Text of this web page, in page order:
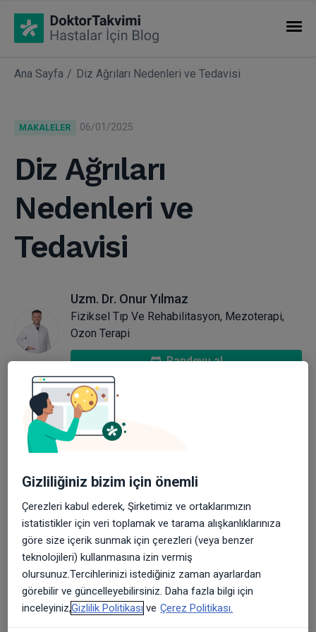
İHTISASLAR
Uzmanlıklar
Ana Sayfa Diz Ağrıları Nedenleri ve Tedavisi
MAKALELER 06/01/2025
Diz Ağrıları
Nedenleri ve
Tedavisi
Uzm. Dr. Onur Yılmaz
Fiziksel Tıp Ve Rehabilitasyon, Mezoterapi,
Ozon Terapi
Randevu al
Basitçe anlatmak gerekirse diz eklemi ve
bağlarından kaynaklanan ağrılar ile diz çevresinden
kaynaklanan ağrılar olmak üzere ikiye ayrılabilir;
kişinin ağrısını muayene sırasında tespit etmek
değerli aksi halde dizden uzak bölgelere de bakmak
gerekebilir.
Diz kaynaklı ağrılar neler olabilir?
Diz kapağı ve hemen altındaki ağrılar kıkırdak
patolojilerini, genç hasta grubunda dizin hemen iç
Gizliliğiniz bizim için önemli
Çerezleri kabul ederek, Şirketimiz ve ortaklarımızın
istatistikler için veri toplamak ve tarama alışkanlıklarınıza
göre size içerik sunmak için çerezleri (veya benzer
teknolojileri) kullanmasına izin vermiş
olursunuz.Tercihlerinizi istediğiniz zaman ayarlardan
görebilir ve güncelleyebilirsiniz. Daha fazla bilgi için
inceleyiniz,Gizlilik Politikası ve Çerez Politikası.